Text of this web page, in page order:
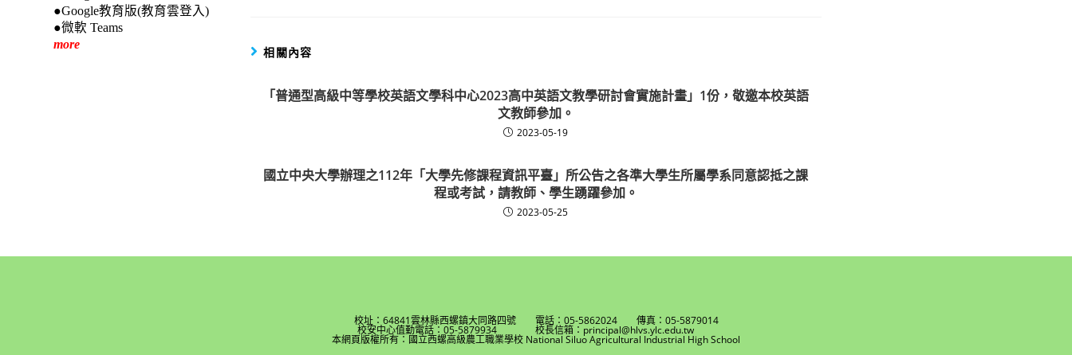
相關內容
「普通型高級中等學校英語文學科中心2023高中英語文教學研討會實施計畫」1份，敬邀本校英語
文教師參加。
2023-05-19
國立中央大學辦理之112年「大學先修課程資訊平臺」所公告之各準大學生所屬學系同意認抵之課
程或考試，請教師、學生踴躍參加。
2023-05-25
●Google教育版(教育雲登入)
●微軟 Teams
more
校址：64841雲林縣西螺鎮大同路四號 電話：05-5862024 傳真：05-5879014
校安中心值勤電話：05-5879934 校長信箱：principal@hlvs.ylc.edu.tw
本網頁版權所有：國立西螺高級農工職業學校 National Siluo Agricultural Industrial High School